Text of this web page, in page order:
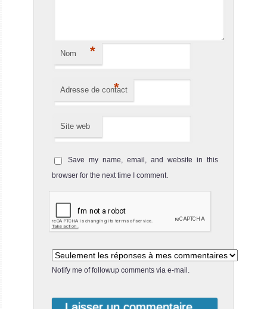
Nom *
Adresse de contact
*
Site web
Save my name, email, and website in this
browser for the next time I comment.
Notify me of followup comments via e-mail.